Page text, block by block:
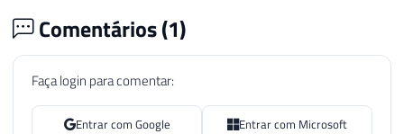
Comentários (1)
Faça login para comentar:
Entrar com Google Entrar com Microsoft